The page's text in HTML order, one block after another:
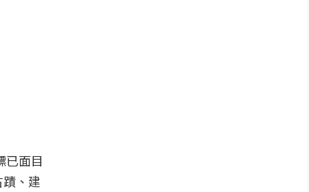
已面目
、建